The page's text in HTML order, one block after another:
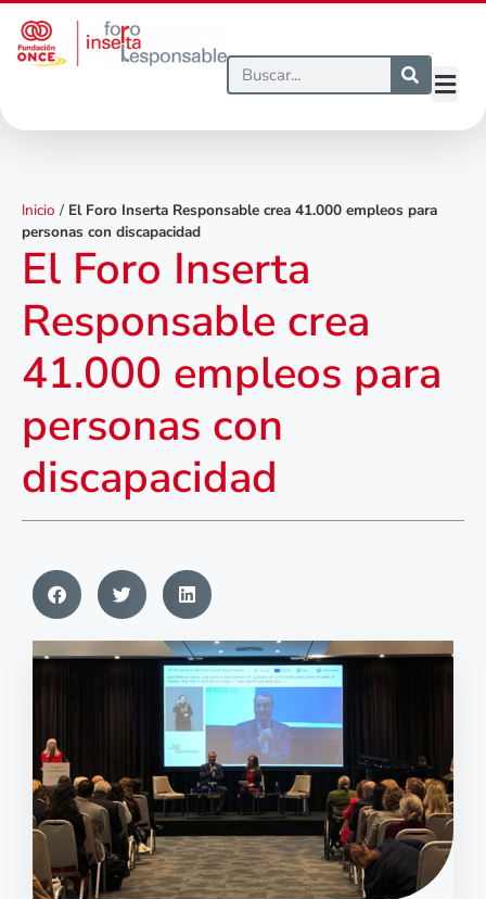
Inicio / El Foro Inserta Responsable crea 41.000 empleos para
personas con discapacidad
El Foro Inserta
Responsable crea
41.000 empleos para
personas con
discapacidad